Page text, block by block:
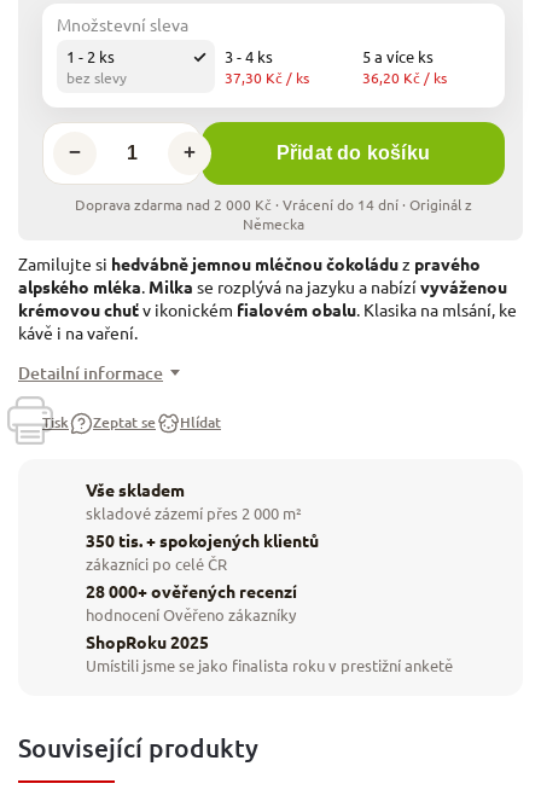
Množstevní sleva
1 - 2 ks
bez slevy
3 - 4 ks
37,30 Kč / ks
5 a více ks
36,20 Kč / ks
+
− Přidat do košíku
Zamilujte si hedvábně jemnou mléčnou čokoláduz pravého
alpského mléka. Milka se rozplývá na jazyku a nabízívyváženou
krémovou chuťv ikonickém fialovém obalu. Klasika na mlsání, ke
kávě i na vaření.
Detailní informace
Tisk Zeptat se Hlídat
Vše skladem
skladové zázemí přes 2 000 m²
350 tis. + spokojených klientů
zákazníci po celé ČR
28 000+ ověřených recenzí
hodnocení Ověřeno zákazníky
ShopRoku 2025
Umístili jsme se jako finalista roku v prestižní anketě
Související produkty